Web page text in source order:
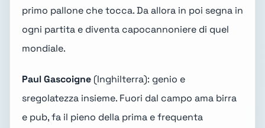
primo pallone che tocca. Da allora in poi segna in
ogni partita e diventa capocannoniere di quel
mondiale.
Paul Gascoigne (Inghilterra): genio e
sregolatezza insieme. Fuori dal campo ama birra
e pub, fa il pieno della prima e frequenta